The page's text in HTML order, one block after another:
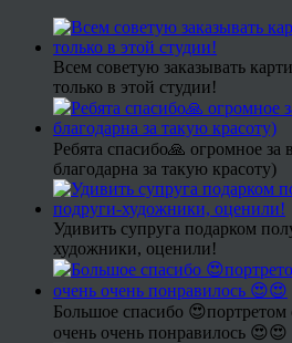
Всем советую заказывать
только в этой студии!
Ребята спасибо🙏 огромное
благодарна за такую красоту)
Удивить супруга подарком
художники, оценили!
Большое спасибо
очень очень понравилось 😍😍